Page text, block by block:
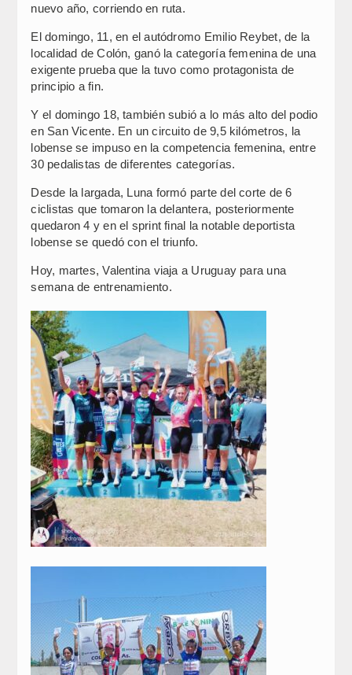
nuevo año, corriendo en ruta.
El domingo, 11, en el autódromo Emilio Reybet, de la
localidad de Colón, ganó la categoría femenina de una
exigente prueba que la tuvo como protagonista de
principio a fin.
Y el domingo 18, también subió a lo más alto del podio
en San Vicente. En un circuito de 9,5 kilómetros, la
lobense se impuso en la competencia femenina, entre
30 pedalistas de diferentes categorías.
Desde la largada, Luna formó parte del corte de 6
ciclistas que tomaron la delantera, posteriormente
quedaron 4 y en el sprint final la notable deportista
lobense se quedó con el triunfo.
Hoy, martes, Valentina viaja a Uruguay para una
semana de entrenamiento.